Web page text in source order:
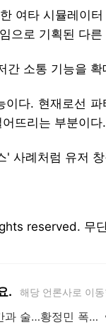
여타 시뮬레이
으로 기획된 다
간 소통 기능을
이다. 현재로선
뜨리는 부분이다.
' 사례처럼 유저
reserved. 무
. 해당 언론사로 이
"단둘만 있는 밀폐된 공간과 술…황정민 폭로녀는 두가지에 집착했다"